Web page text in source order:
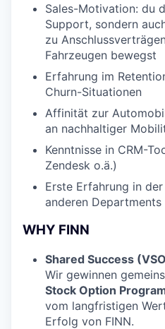
Sales-Motivation: du
Support, sondern
zu
Fahrzeugen bewegst
Erfahrung im
Churn-Situationen
Affinität zur
an nachhaltiger
Kenntnisse in CRM-
Zendesk o.ä.)
Erste Erfahrung in
anderen Departments
WHY FINN
Shared Success
Wir gewinnen
Stock Option
vom langfristigen
Erfolg von FINN.